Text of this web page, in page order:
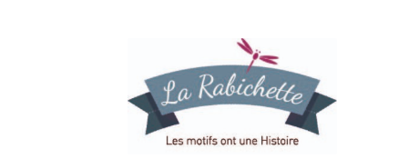
la
navigation
contenu